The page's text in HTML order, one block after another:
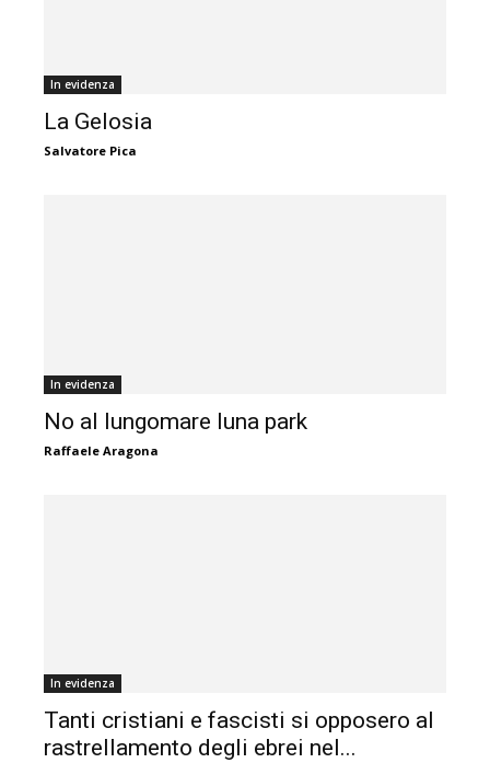
In evidenza
La Gelosia
Salvatore Pica
In evidenza
No al lungomare luna park
Raffaele Aragona
In evidenza
Tanti cristiani e fascisti si opposero al
rastrellamento degli ebrei nel...